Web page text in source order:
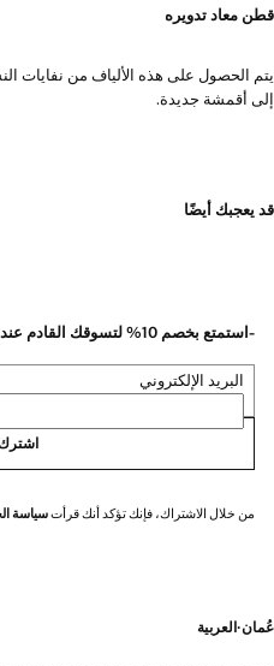
قطن معاد تدويره
يتم الحصول على هذه الألياف من نفايات
إلى أقمشة جديدة.
قد يعجبك أيضًا
-استمتع بخصم 10% لتسوقك القادم عند اشتراكك في نشرتنا الاخبارية
البريد الإلكتروني
من خلال الاشتراك، فإنك تؤكد أنك قرأتسياسة
عُمان·العربية